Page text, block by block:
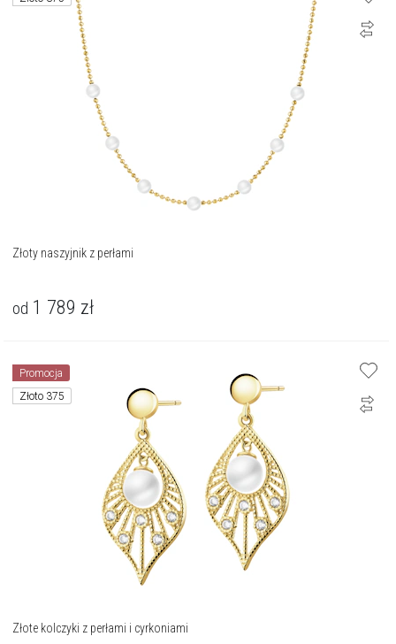
Złoty naszyjnik z perłami
od 1 789 zł
Promocja
Złoto 375
Złote kolczyki z perłami i cyrkoniami